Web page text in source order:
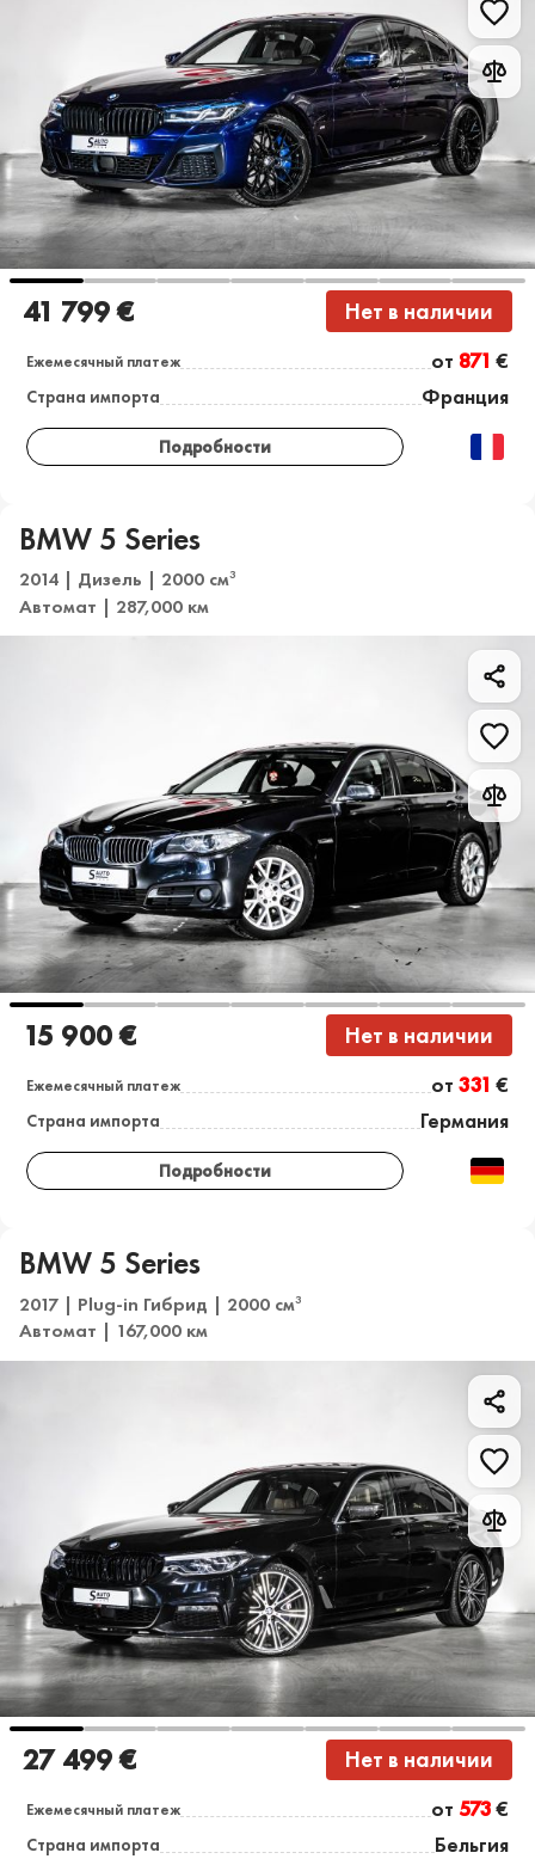
41 799 € Нет в наличии
Ежемесячный платеж от 871 €
Страна импорта Франция
Подробности
BMW 5 Series
2014 | Дизель | 2000 см3
Автомат | 287,000 км
15 900 € Нет в наличии
Ежемесячный платеж от 331 €
Страна импорта Германия
Подробности
BMW 5 Series
2017 | Plug-in Гибрид | 2000 см3
Автомат | 167,000 км
27 499 € Нет в наличии
Ежемесячный платеж от 573€
Страна импорта Бельгия